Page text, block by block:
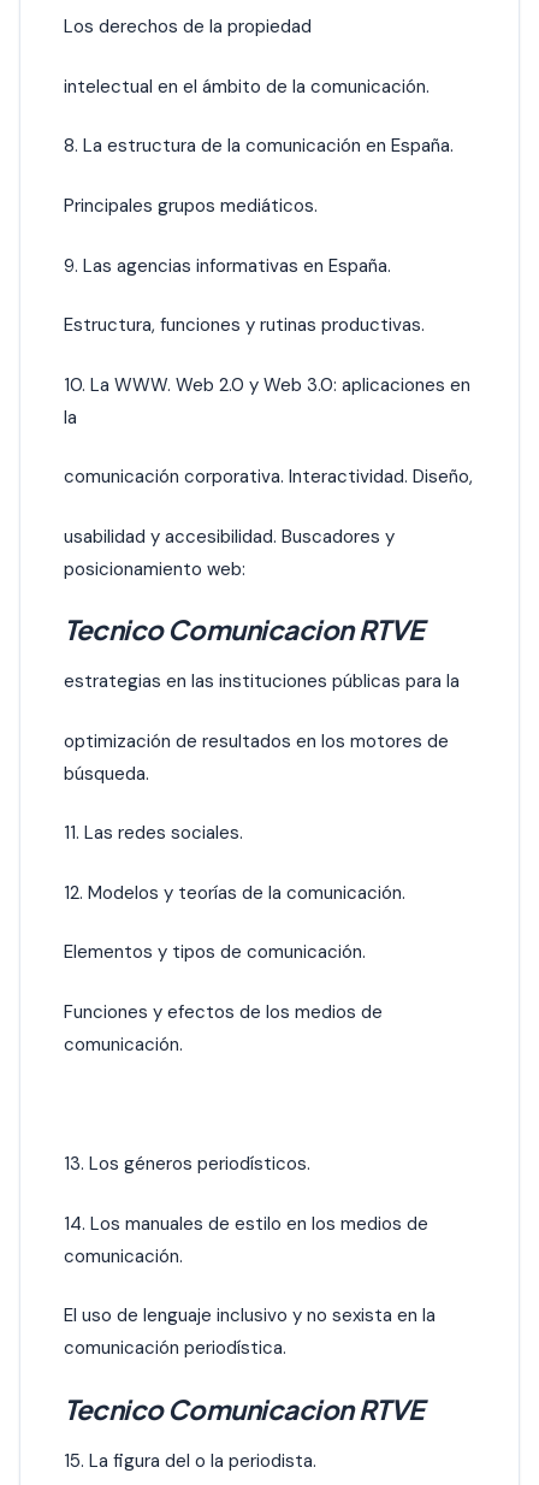
Los derechos de la propiedad
intelectual en el ámbito de la comunicación.
8. La estructura de la comunicación en España.
Principales grupos mediáticos.
9. Las agencias informativas en España.
Estructura, funciones y rutinas productivas.
10. La WWW. Web 2.0 y Web 3.0: aplicaciones en
la
comunicación corporativa. Interactividad. Diseño,
usabilidad y accesibilidad. Buscadores y
posicionamiento web:
Tecnico Comunicacion RTVE
estrategias en las instituciones públicas para la
optimización de resultados en los motores de
búsqueda.
11. Las redes sociales.
12. Modelos y teorías de la comunicación.
Elementos y tipos de comunicación.
Funciones y efectos de los medios de
comunicación.
13. Los géneros periodísticos.
14. Los manuales de estilo en los medios de
comunicación.
El uso de lenguaje inclusivo y no sexista en la
comunicación periodística.
Tecnico Comunicacion RTVE
15. La figura del o la periodista.